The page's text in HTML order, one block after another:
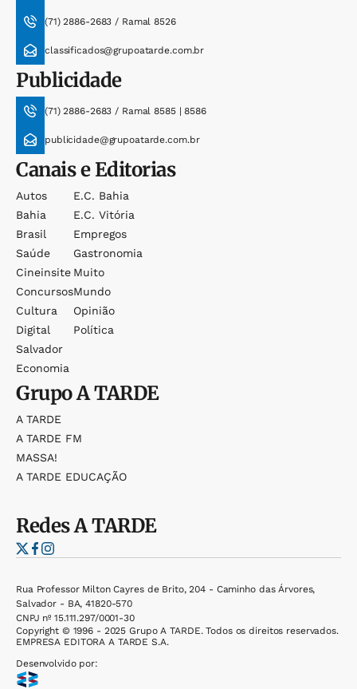
(71) 2886-2683 / Ramal 8526
classificados@grupoatarde.com.br
Publicidade
(71) 2886-2683 / Ramal 8585 | 8586
publicidade@grupoatarde.com.br
Canais e Editorias
Autos
Bahia
Brasil
Saúde
Cineinsite
Concursos
Cultura
Digital
Salvador
Economia
E.c. Bahia
E.c. Vitória
Empregos
Gastronomia
Muito
Mundo
Opinião
Política
GrupoA TARDE
A TARDE
A TARDE FM
MASSA!
A TARDE EDUCAÇÃO
RedesA TARDE
Rua Professor Milton Cayres de Brito, 204 - Caminho das Árvores,
Salvador - BA, 41820-570
CNPJ nº 15.111.297/0001-30
Copyright © 1996 - 2025 Grupo A TARDE. Todos os direitos reservados.
EMPRESA EDITORA A TARDE S.A.
Desenvolvido por: